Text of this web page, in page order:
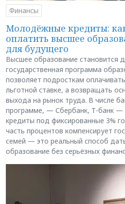
Финансы
Молодёжные кредиты:
оплатить высшее
для будущего
Высшее образование становится
государственная программа
позволяет подросткам
льготной ставке, а возвращать
выхода на рынок труда. В числе
программе, — Сбербанк, Т-банк —
кредиты под фиксированные 3%
часть процентов компенсирует
семей — это реальный способ
образование без серьёзных